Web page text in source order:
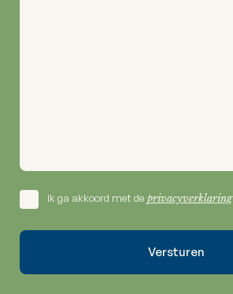
Ik ga akkoord met de privacyverklaring